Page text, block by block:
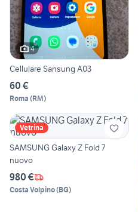
4
Cellulare Sansung A03
60 €
Roma (RM)
Vetrina
SAMSUNG Galaxy Z Fold 7
nuovo
980 €
Costa Volpino(BG)